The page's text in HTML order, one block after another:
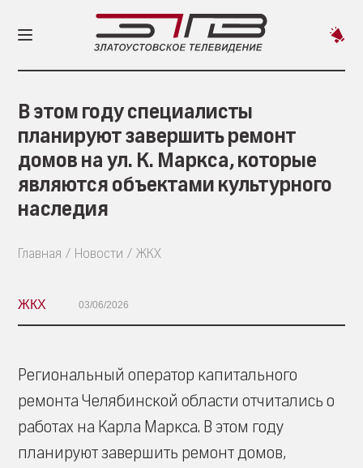
В этом году специалисты
планируют завершить ремонт
домов на ул. К. Маркса, которые
являются объектами культурного
наследия
Главная Новости ЖКХ
ЖКХ 03/06/2026
Региональный оператор капитального
ремонта Челябинской области отчитались о
работах на Карла Маркса. В этом году
планируют завершить ремонт домов,